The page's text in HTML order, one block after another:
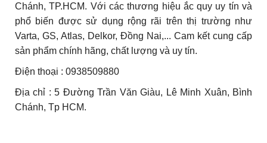
Chánh, TP.HCM. Với các thương hiệu ắc quy uy tín và
phổ biến được sử dụng rộng rãi trên thị trường như
Varta, GS, Atlas, Delkor, Đồng Nai,... Cam kết cung cấp
sản phẩm chính hãng, chất lượng và uy tín.
Điện thoại : 0938509880
Địa chỉ : 5 Đường Trần Văn Giàu, Lê Minh Xuân, Bình
Chánh, Tp HCM.